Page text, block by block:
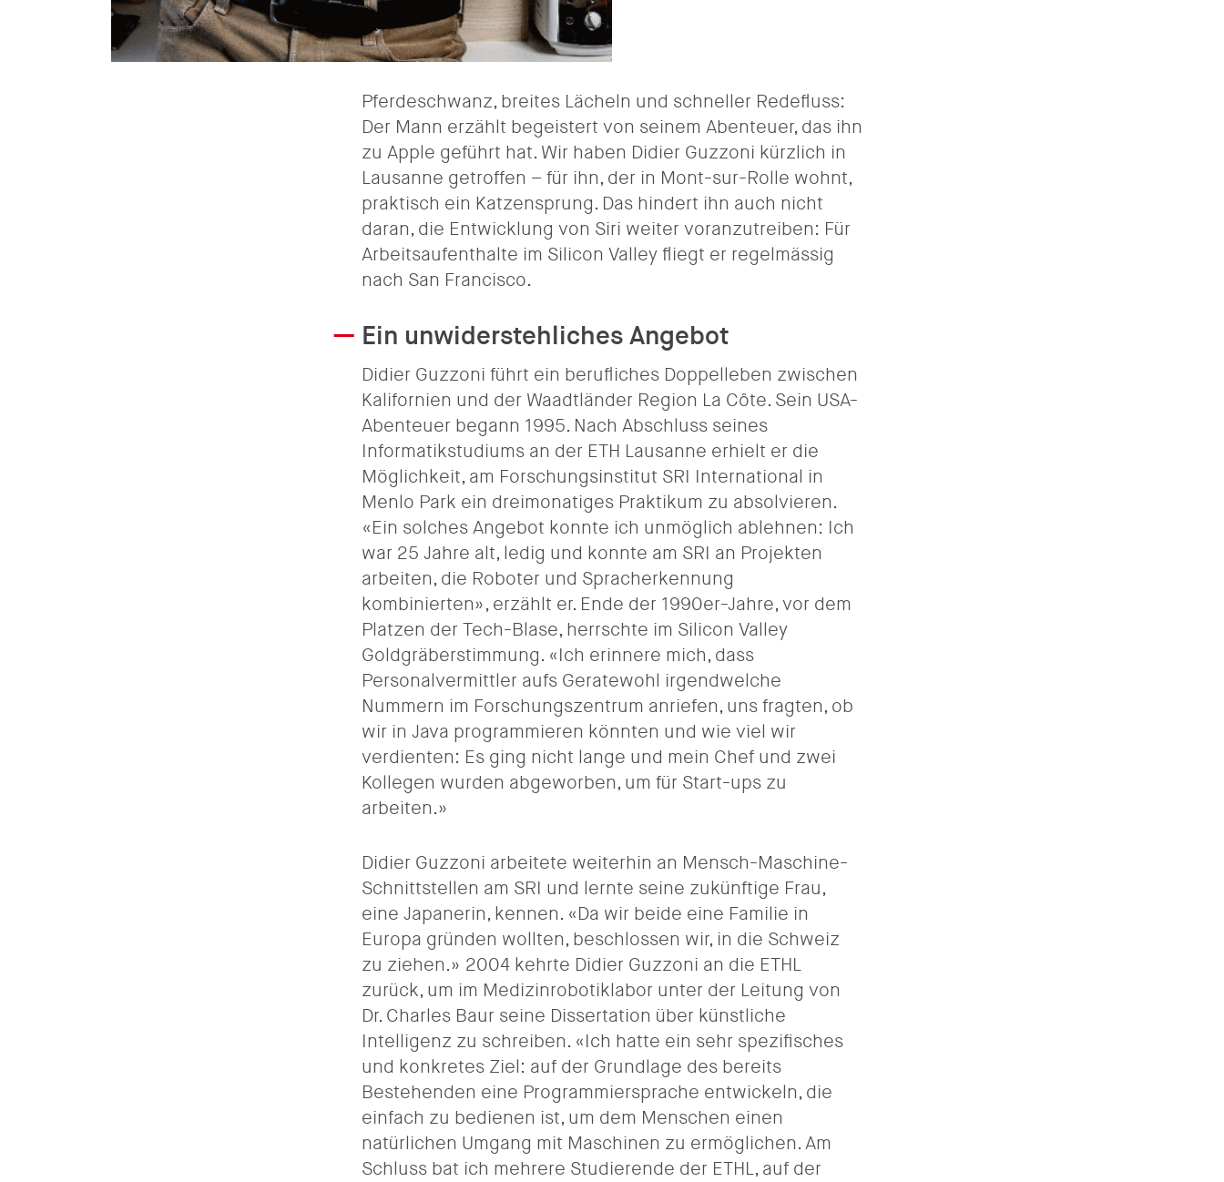
Pferdeschwanz, breites Lächeln und schneller Redefluss:
Der Mann erzählt begeistert von seinem Abenteuer, das ihn
zu Apple geführt hat. Wir haben Didier Guzzoni kürzlich in
Lausanne getroffen – für ihn, der in Mont-sur-Rolle wohnt,
praktisch ein Katzensprung. Das hindert ihn auch nicht
daran, die Entwicklung von Siri weiter voranzutreiben: Für
Arbeitsaufenthalte im Silicon Valley fliegt er regelmässig
nach San Francisco.
Ein unwiderstehliches Angebot
Didier Guzzoni führt ein berufliches Doppelleben zwischen
Kalifornien und der Waadtländer Region La Côte. Sein USA-
Abenteuer begann 1995. Nach Abschluss seines
Informatikstudiums an der ETH Lausanne erhielt er die
Möglichkeit, am Forschungsinstitut SRI International in
Menlo Park ein dreimonatiges Praktikum zu absolvieren.
«Ein solches Angebot konnte ich unmöglich ablehnen: Ich
war 25 Jahre alt, ledig und konnte am SRI an Projekten
arbeiten, die Roboter und Spracherkennung
kombinierten», erzählt er. Ende der 1990er-Jahre, vor dem
Platzen der Tech-Blase, herrschte im Silicon Valley
Goldgräberstimmung. «Ich erinnere mich, dass
Personalvermittler aufs Geratewohl irgendwelche
Nummern im Forschungszentrum anriefen, uns fragten, ob
wir in Java programmieren könnten und wie viel wir
verdienten: Es ging nicht lange und mein Chef und zwei
Kollegen wurden abgeworben, um für Start-ups zu
arbeiten.»
Didier Guzzoni arbeitete weiterhin an Mensch-Maschine-
Schnittstellen am SRI und lernte seine zukünftige Frau,
eine Japanerin, kennen. «Da wir beide eine Familie in
Europa gründen wollten, beschlossen wir, in die Schweiz
zu ziehen.» 2004 kehrte Didier Guzzoni an die ETHL
zurück, um im Medizinrobotiklabor unter der Leitung von
Dr. Charles Baur seine Dissertation über künstliche
Intelligenz zu schreiben. «Ich hatte ein sehr spezifisches
und konkretes Ziel: auf der Grundlage des bereits
Bestehenden eine Programmiersprache entwickeln, die
einfach zu bedienen ist, um dem Menschen einen
natürlichen Umgang mit Maschinen zu ermöglichen. Am
Schluss bat ich mehrere Studierende der ETHL, auf der